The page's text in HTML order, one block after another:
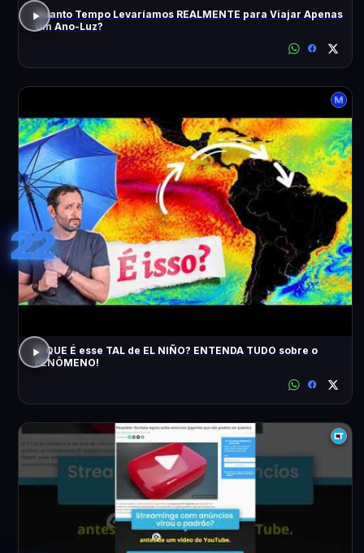
Quanto Tempo Levaríamos REALMENTE para Viajar Apenas
Um Ano-Luz?
22
O QUE É esse TAL de EL NIÑO? ENTENDA TUDO sobre o
FENÔMENO!